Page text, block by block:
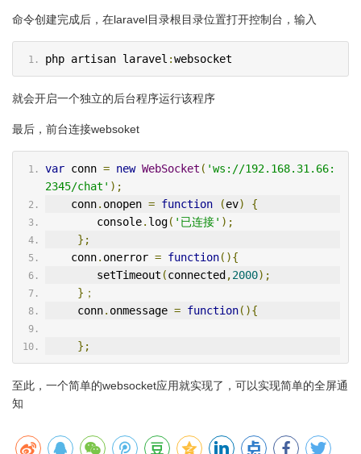
命令创建完成后，在laravel目录根目录位置打开控制台，输入
php artisan laravel :websocket
就会开启一个独立的后台程序运行该程序
最后，前台连接websoket
var conn = new WebSocket ( 'ws://192.168.31.66:
2345/chat' );
    conn
. onopen = function (ev)
{
        console
. log( '已连接' );
};
    conn
. onerror = function(){
        setTimeout
(connected ,2000);
}；
     conn
. onmessage = function(){
};
至此，一个简单的websocket应用就实现了，可以实现简单的全屏通
知